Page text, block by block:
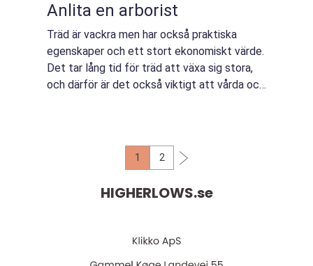
Anlita en arborist
Träd är vackra men har också praktiska
egenskaper och ett stort ekonomiskt värde.
Det tar lång tid för träd att växa sig stora,
och därför är det också viktigt att vårda och
1 2
HIGHERLOWS.se